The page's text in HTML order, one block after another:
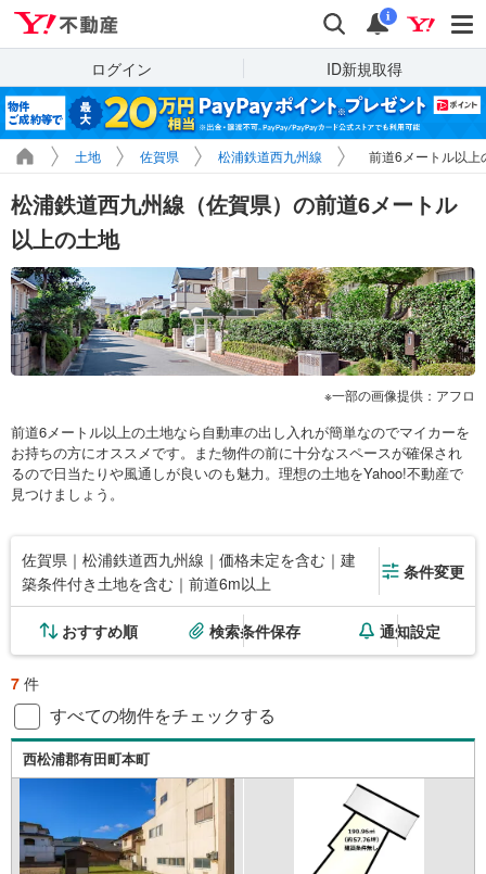
検索 通知
i
ログイン ID新規取得
土地 佐賀県 松浦鉄道西九州線 前道6メートル以上
松浦鉄道西九州線（佐賀県）の前道6メートル
以上の土地
一部の画像提供：アフロ
前道6メートル以上の土地なら自動車の出し入れが簡単なのでマイカーを
お持ちの方にオススメです。また物件の前に十分なスペースが確保され
るので日当たりや風通しが良いのも魅力。理想の土地をYahoo!不動産で
見つけましょう。
佐賀県｜松浦鉄道西九州線｜価格未定を含む｜建
築条件付き土地を含む｜前道6m以上
条件変更
おすすめ順 検索条件保存 通知設定
7 件
すべての物件をチェックする
西松浦郡有田町本町